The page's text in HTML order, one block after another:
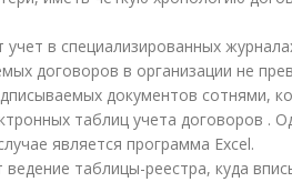
в специализированных
договоров в организации не
документов сотнями,
таблиц учета договоров .
является программа Excel.
таблицы-реестра, куда